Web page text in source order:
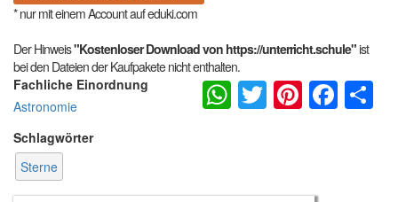
* nur mit einem Account auf eduki.com
Der Hinweis"Kostenloser Download von https://unterricht.schule"ist
bei den Dateien der Kaufpakete nicht enthalten.
Fachliche Einordnung
Astronomie
Schlagwörter
Sterne
WhatsApp
Twitter